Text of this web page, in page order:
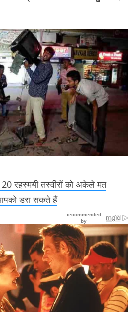
20 रहस्मयी तस्वीरों को अकेले मत
डरा सकते हैं